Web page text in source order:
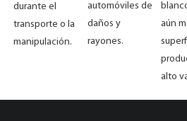
durante el
transporte o la
manipulación.
automóviles de
daños y
rayones.
aún
alto